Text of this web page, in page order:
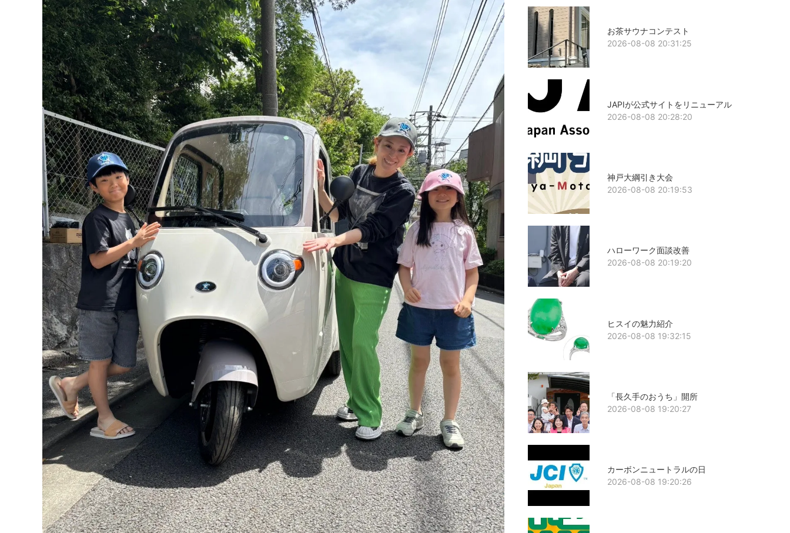
お茶サウナコンテスト
2026-08-08 20:31:25
JAPIが公式サイトをリニューアル
2026-08-08 20:28:20
神戸大綱引き大会
2026-08-08 20:19:53
ハローワーク面談改善
2026-08-08 20:19:20
ヒスイの魅力紹介
2026-08-08 19:32:15
「長久手のおうち」開所
2026-08-08 19:20:27
カーボンニュートラルの日
2026-08-08 19:20:26